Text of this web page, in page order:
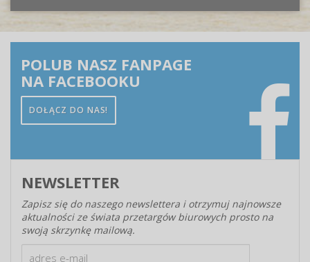
POLUB NASZ FANPAGE
NA FACEBOOKU
DOŁĄCZ DO NAS!
NEWSLETTER
Zapisz się do naszego newslettera i otrzymuj najnowsze
aktualności ze świata przetargów biurowych prosto na
swoją skrzynkę mailową.